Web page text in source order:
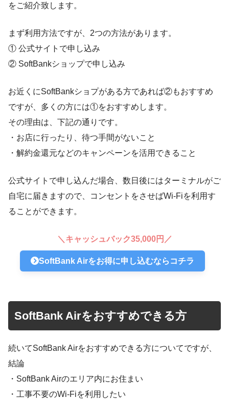
をご紹介致します。
まず利用方法ですが、2つの方法があります。
① 公式サイトで申し込み
② SoftBankショップで申し込み
お近くにSoftBankショプがある方であれば②もおすすめ
ですが、多くの方には①をおすすめします。
その理由は、下記の通りです。
・お店に行ったり、待つ手間がないこと
・解約金還元などのキャンペーンを活用できること
公式サイトで申し込んだ場合、数日後にはターミナルがご
自宅に届きますので、コンセントをさせばWi-Fiを利用す
ることができます。
＼キャッシュバック35,000円／
SoftBank Airをお得に申し込むならコチラ
SoftBank Airをおすすめできる方
続いてSoftBank Airをおすすめできる方についてですが、
結論
・SoftBank Airのエリア内にお住まい
・工事不要のWi-Fiを利用したい